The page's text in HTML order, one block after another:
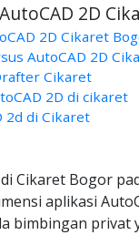
2D
2D Cikaret
AutoCAD 2D
Cikaret
2D di cikaret
2d di Cikaret
Cikaret Bogor
aplikasi
bimbingan